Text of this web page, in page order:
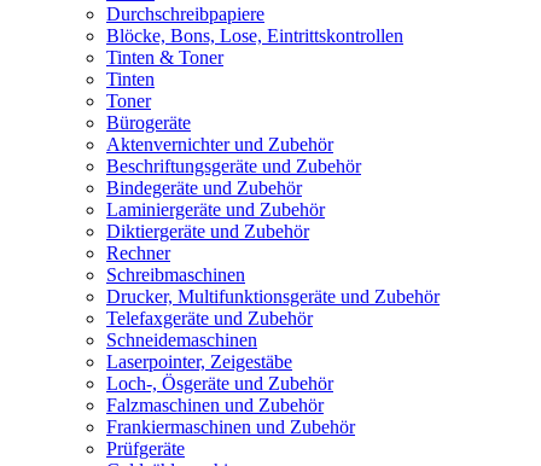
Durchschreibpapiere
Blöcke, Bons, Lose, Eintrittskontrollen
Tinten & Toner
Tinten
Toner
Bürogeräte
Aktenvernichter und Zubehör
Beschriftungsgeräte und Zubehör
Bindegeräte und Zubehör
Laminiergeräte und Zubehör
Diktiergeräte und Zubehör
Rechner
Schreibmaschinen
Drucker, Multifunktionsgeräte und Zubehör
Telefaxgeräte und Zubehör
Schneidemaschinen
Laserpointer, Zeigestäbe
Loch-, Ösgeräte und Zubehör
Falzmaschinen und Zubehör
Frankiermaschinen und Zubehör
Prüfgeräte